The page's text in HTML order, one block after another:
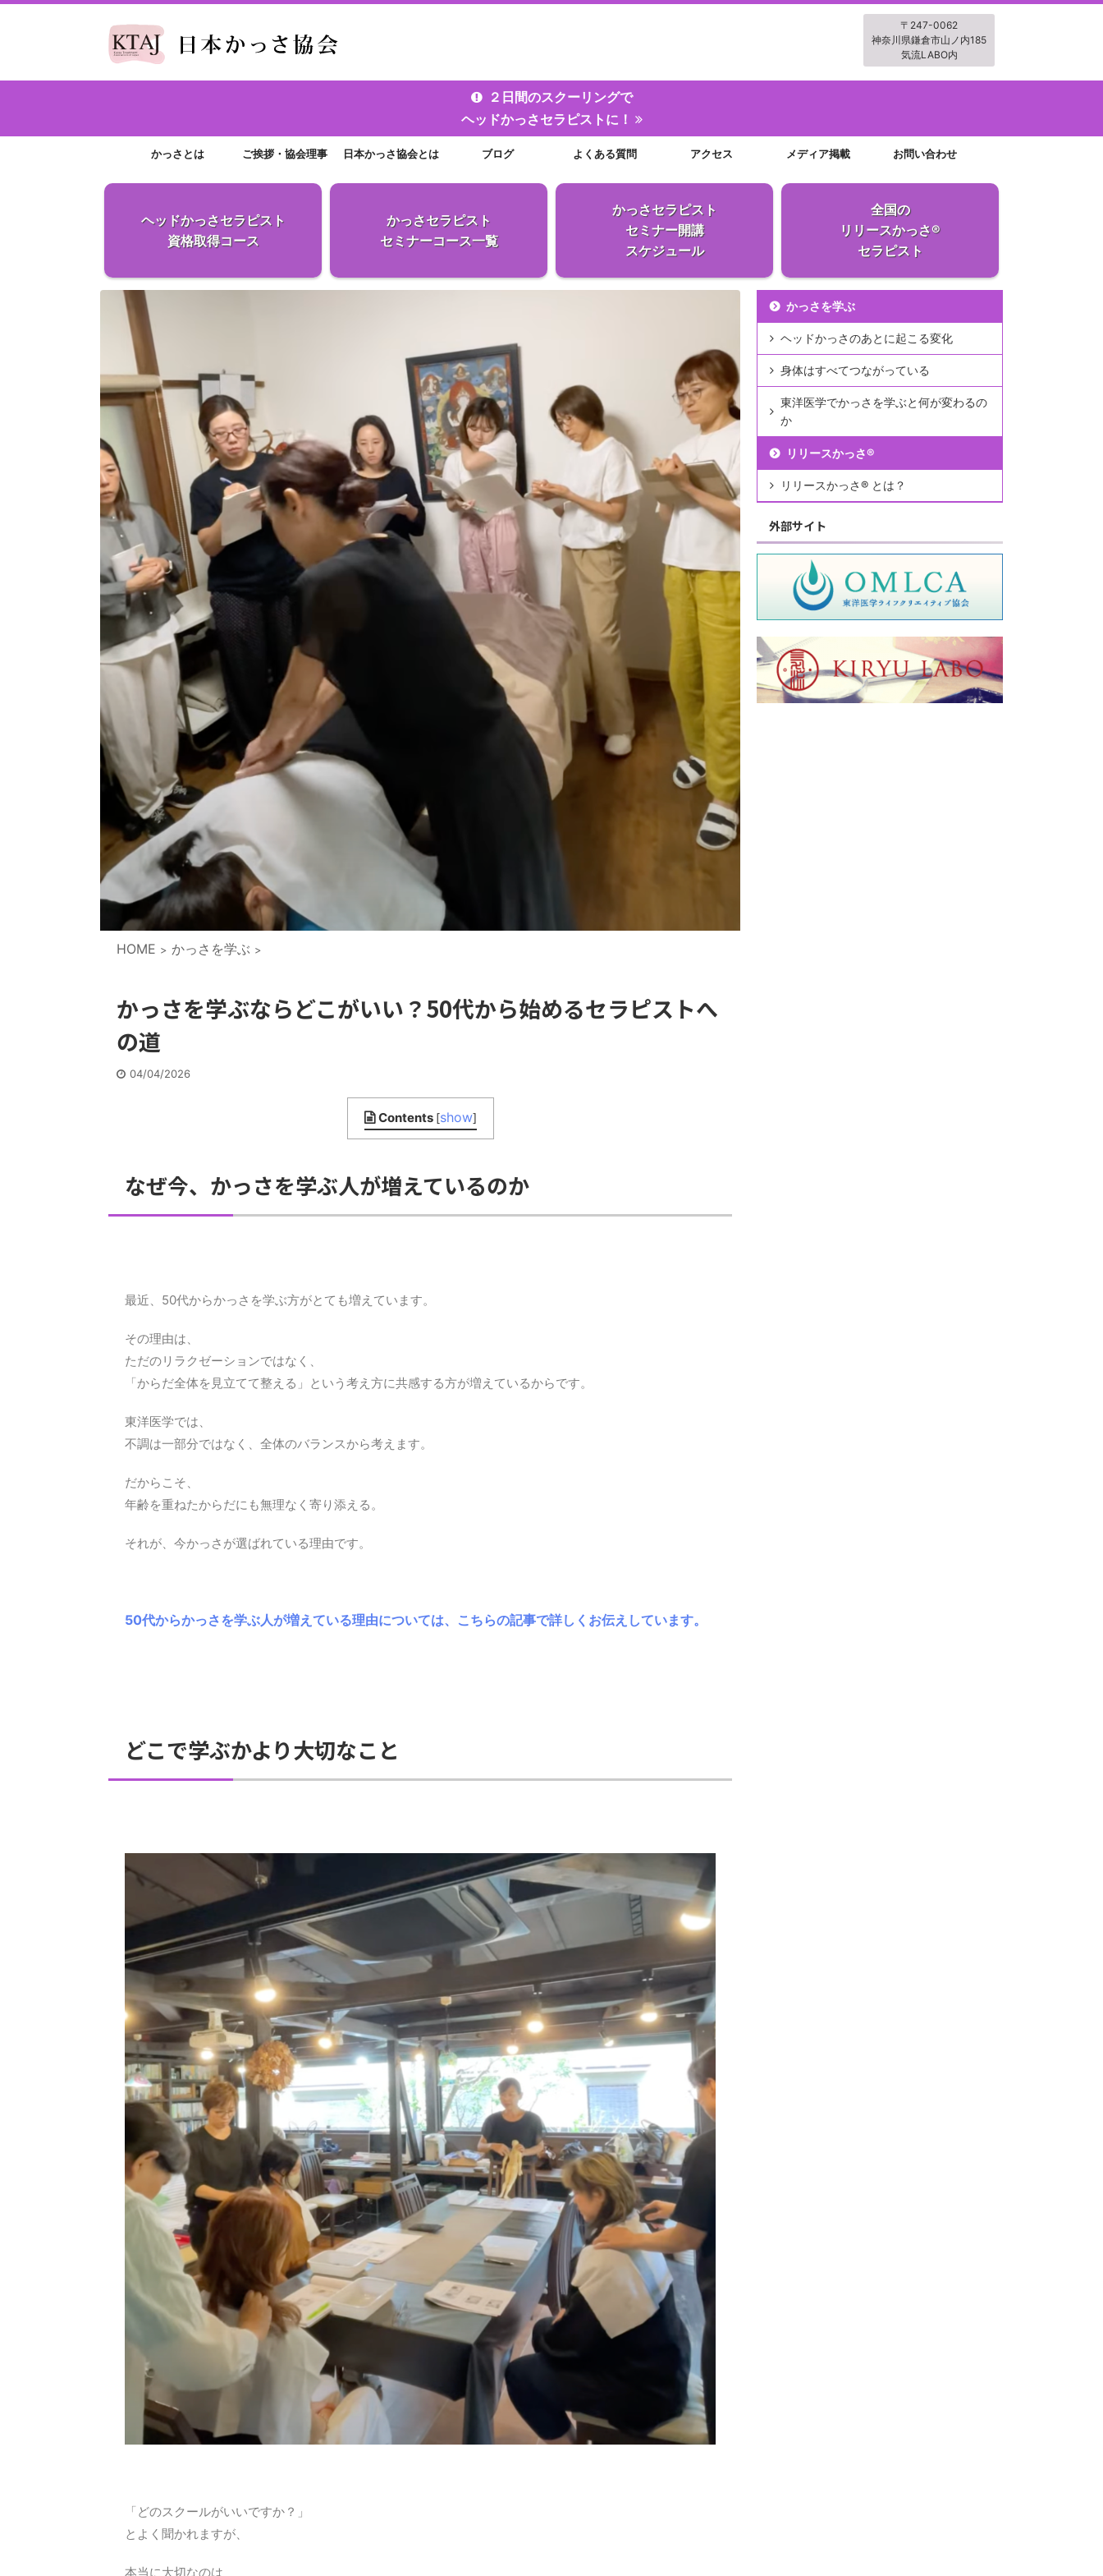
〒247-0062
神奈川県鎌倉市山ノ内185
気流LABO内
２日間のスクーリングで
ヘッドかっさセラピストに！
かっさとは ご挨拶・協会理事 日本かっさ協会とは ブログ よくある質問 アクセス メディア掲載 お問い合わせ
ヘッドかっさセラピスト
資格取得コース
かっさセラピスト
セミナーコース一覧
かっさセラピスト
セミナー開講
スケジュール
全国の
リリースかっさ®
セラピスト
HOME > かっさを学ぶ >
かっさを学ぶならどこがいい？50代から始めるセラピストへ
の道
04/04/2026
Contents [show]
なぜ今、かっさを学ぶ人が増えているのか
最近、50代からかっさを学ぶ方がとても増えています。
その理由は、
ただのリラクゼーションではなく、
「からだ全体を見立てて整える」という考え方に共感する方が増えているからです。
東洋医学では、
不調は一部分ではなく、全体のバランスから考えます。
だからこそ、
年齢を重ねたからだにも無理なく寄り添える。
それが、今かっさが選ばれている理由です。
50代からかっさを学ぶ人が増えている理由については、こちらの記事で詳しくお伝えしています。
どこで学ぶかより大切なこと
「どのスクールがいいですか？」
とよく聞かれますが、
本当に大切なのは
かっさを学ぶ
ヘッドかっさのあとに起こる変化
身体はすべてつながっている
東洋医学でかっさを学ぶと何が変わるの
か
リリースかっさ®︎
リリースかっさ®︎ とは？
外部サイト